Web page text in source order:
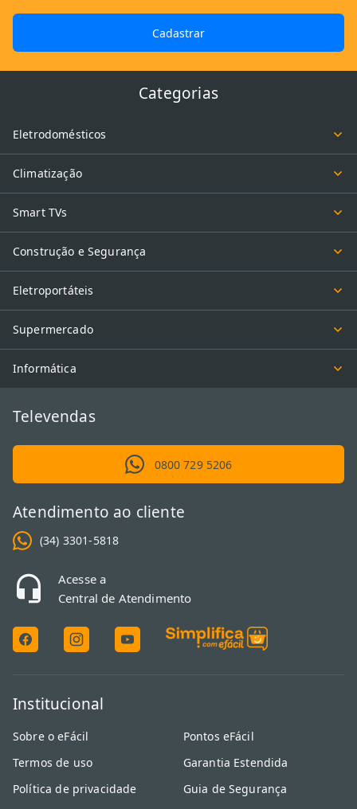
Cadastrar
Categorias
Eletrodomésticos
Climatização
Smart TVs
Construção e Segurança
Eletroportáteis
Supermercado
Informática
Televendas
0800 729 5206
Atendimento ao cliente
(34) 3301-5818
Acesse a
Central de Atendimento
Institucional
Sobre o eFácil
Termos de uso
Política de privacidade
Pontos eFácil
Garantia Estendida
Guia de Segurança